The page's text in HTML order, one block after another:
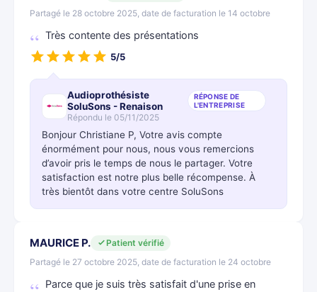
Partagé le 28 octobre 2025, date de facturation le 14 octobre
Très contente des présentations
5/5
Audioprothésiste
SoluSons - Renaison
RÉPONSE DE
L'ENTREPRISE
Répondu le 05/11/2025
Bonjour Christiane P, Votre avis compte
énormément pour nous, nous vous remercions
d’avoir pris le temps de nous le partager. Votre
satisfaction est notre plus belle récompense. À
très bientôt dans votre centre SoluSons
MAURICE P.
Patient vérifié
Partagé le 27 octobre 2025, date de facturation le 24 octobre
Parce que je suis très satisfait d'une prise en